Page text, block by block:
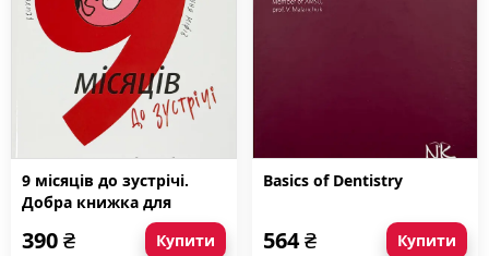
9 місяців до зустрічі.
Добра книжка для
майбутньої матусі
390₴ Купити
Basics of Dentistry
564₴ Купити